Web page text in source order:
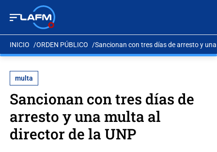
INICIO ORDEN PÚBLICO Sancionan con tres días de arresto y
multa
Sancionan con tres días de
arresto y una multa al
director de la UNP